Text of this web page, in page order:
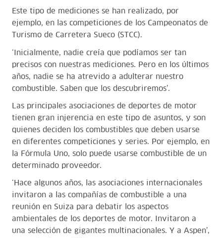
Este tipo de mediciones se han realizado, por
ejemplo, en las competiciones de los Campeonatos de
Turismo de Carretera Sueco (STCC).
‘Inicialmente, nadie creía que podíamos ser tan
precisos con nuestras mediciones. Pero en los últimos
años, nadie se ha atrevido a adulterar nuestro
combustible. Saben que los descubriremos’.
Las principales asociaciones de deportes de motor
tienen gran injerencia en este tipo de asuntos, y son
quienes deciden los combustibles que deben usarse
en diferentes competiciones y series. Por ejemplo, en
la Fórmula Uno, solo puede usarse combustible de un
determinado proveedor.
‘Hace algunos años, las asociaciones internacionales
invitaron a las compañías de combustible a una
reunión en Suiza para debatir los aspectos
ambientales de los deportes de motor. Invitaron a
una selección de gigantes multinacionales. Y a Aspen’,